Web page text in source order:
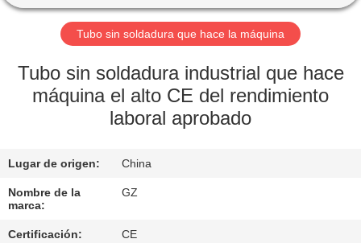
SOBRE
NOSOTROS
VIAJE
FÁBRICA
Tubo sin soldadura que hace la máquina
Tubo sin soldadura industrial que hace
máquina el alto CE del rendimiento
laboral aprobado
Lugar de origen: China
Nombre de la
marca:
GZ
Certificación: CE